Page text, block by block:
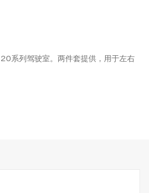
系列驾驶室。两件套提供，用于左右